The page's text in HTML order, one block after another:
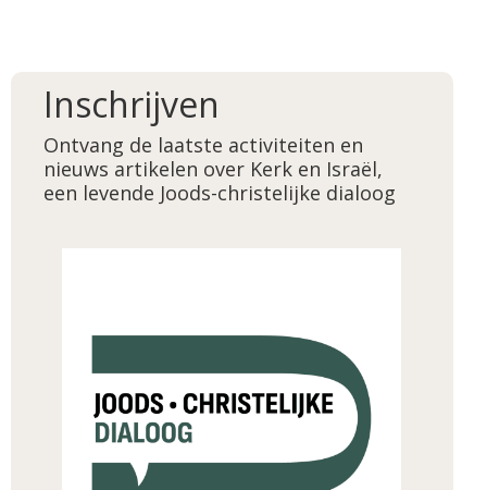
Inschrijven
Ontvang de laatste activiteiten en
nieuws artikelen over Kerk en Israël,
een levende Joods-christelijke dialoog